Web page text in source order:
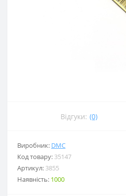
Відгуки: (0)
Виробник: DMC
Код товару: 35147
Артикул: 3855
Наявність: 1000